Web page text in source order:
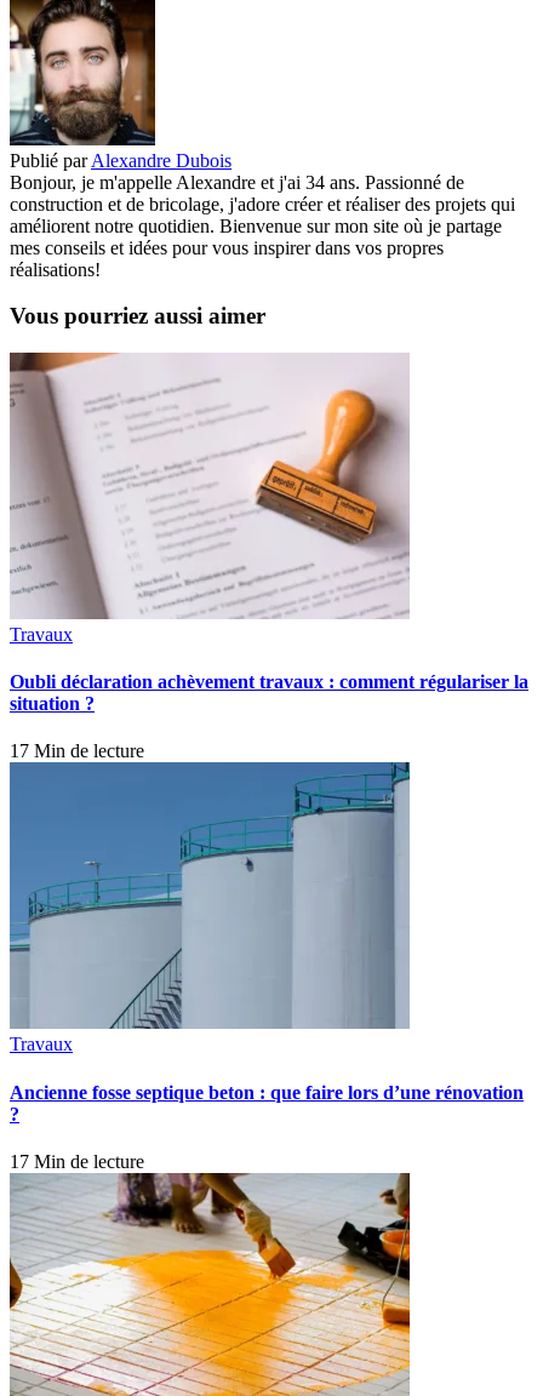
Publié par Alexandre Dubois
Bonjour, je m'appelle Alexandre et j'ai 34 ans. Passionné de
construction et de bricolage, j'adore créer et réaliser des projets qui
améliorent notre quotidien. Bienvenue sur mon site où je partage
mes conseils et idées pour vous inspirer dans vos propres
réalisations!
Vous pourriez aussi aimer
Travaux
Oubli déclaration achèvement travaux : comment régulariser la
situation ?
17 Min de lecture
Travaux
Ancienne fosse septique beton : que faire lors d’une rénovation
?
17 Min de lecture